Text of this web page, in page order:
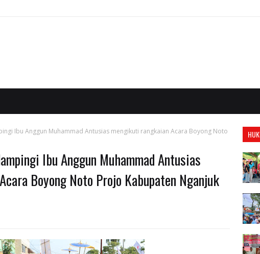
Ibu Anggun Muhammad Antusias mengikuti rangkaian Acara Boyong Noto
Ibu Anggun Muhammad Antusias
Boyong Noto Projo Kabupaten Nganjuk